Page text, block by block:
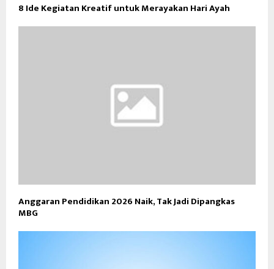
8 Ide Kegiatan Kreatif untuk Merayakan Hari Ayah
Anggaran Pendidikan 2026 Naik, Tak Jadi Dipangkas
MBG